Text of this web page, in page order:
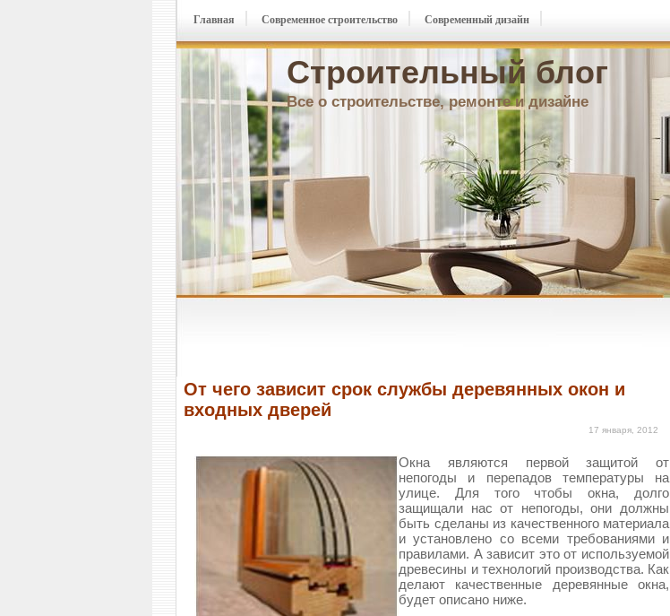
Строительный блог
Все о строительстве, ремонте и дизайне
Главная Современное строительство Современный дизайн
От чего зависит срок службы деревянных окон и
входных дверей
17 января, 2012
Окна являются первой защитой от
непогоды и перепадов температуры на
улице. Для того чтобы окна, долго
защищали нас от непогоды, они должны
быть сделаны из качественного материала
и установлено со всеми требованиями и
правилами. А зависит это от используемой
древесины и технологий производства. Как
делают качественные деревянные окна,
будет описано ниже.